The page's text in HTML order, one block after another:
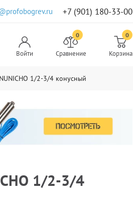
+7 (901) 180-33-00
Войти
0
Сравнение
0
Корзина
1/2-3/4 конусный
1/2-3/4